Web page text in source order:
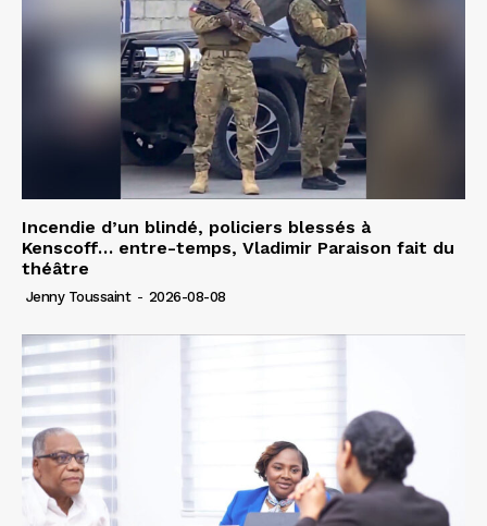
Incendie d’un blindé, policiers blessés à
Kenscoff… entre-temps, Vladimir Paraison fait du
théâtre
Jenny Toussaint - 2026-08-08